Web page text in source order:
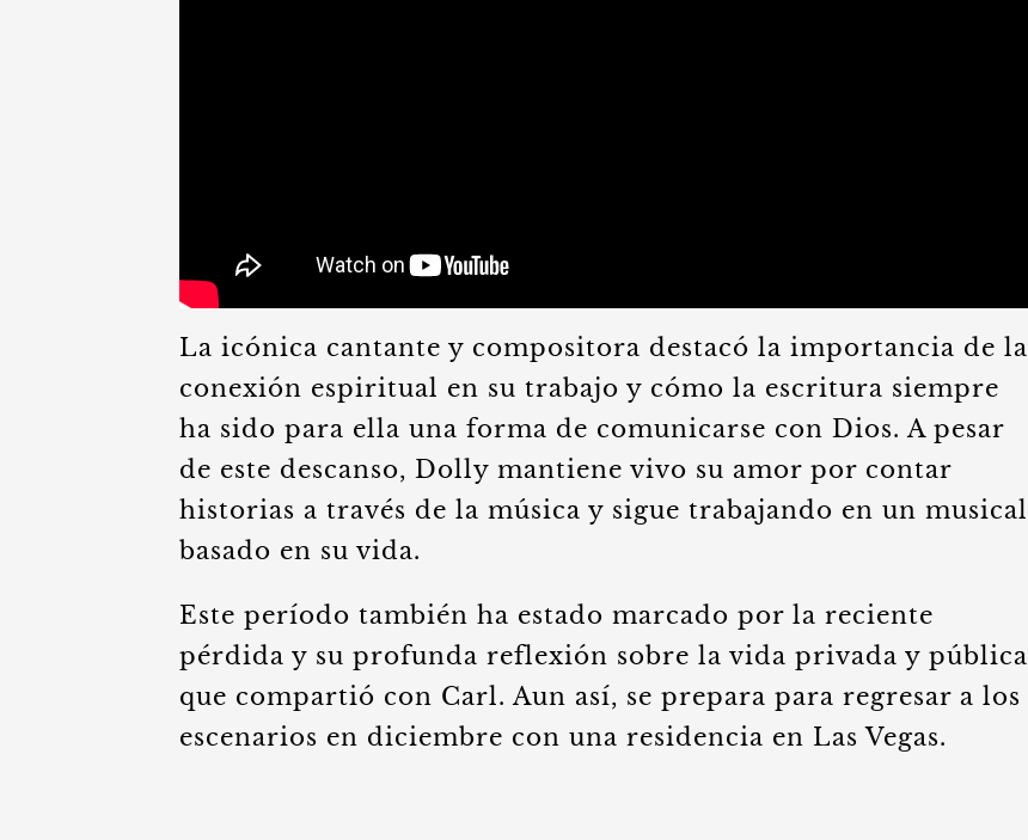
La icónica cantante y compositora destacó la importancia de la
conexión espiritual en su trabajo y cómo la escritura siempre
ha sido para ella una forma de comunicarse con Dios. A pesar
de este descanso, Dolly mantiene vivo su amor por contar
historias a través de la música y sigue trabajando en un musical
basado en su vida.
Este período también ha estado marcado por la reciente
pérdida y su profunda reflexión sobre la vida privada y pública
que compartió con Carl. Aun así, se prepara para regresar a los
escenarios en diciembre con una residencia en Las Vegas.